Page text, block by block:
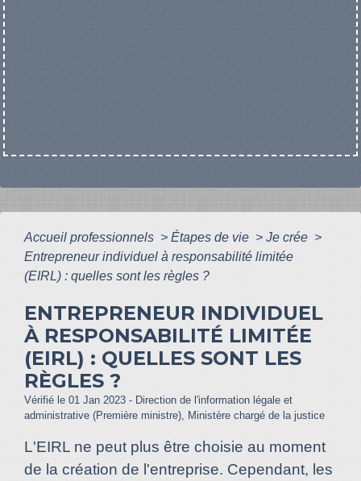
Accueil professionnels > Étapes de vie > Je crée >
Entrepreneur individuel à responsabilité limitée
(EIRL) : quelles sont les règles ?
ENTREPRENEUR INDIVIDUEL
À RESPONSABILITÉ LIMITÉE
(EIRL) : QUELLES SONT LES
RÈGLES ?
Vérifié le 01 Jan 2023 - Direction de l'information légale et
administrative (Première ministre), Ministère chargé de la justice
L'EIRL ne peut plus être choisie au moment
de la création de l'entreprise. Cependant, les